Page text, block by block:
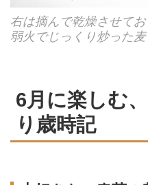
右は摘んで乾燥させて
弱火でじっくり炒った麦
6月に楽しむ
り歳時記